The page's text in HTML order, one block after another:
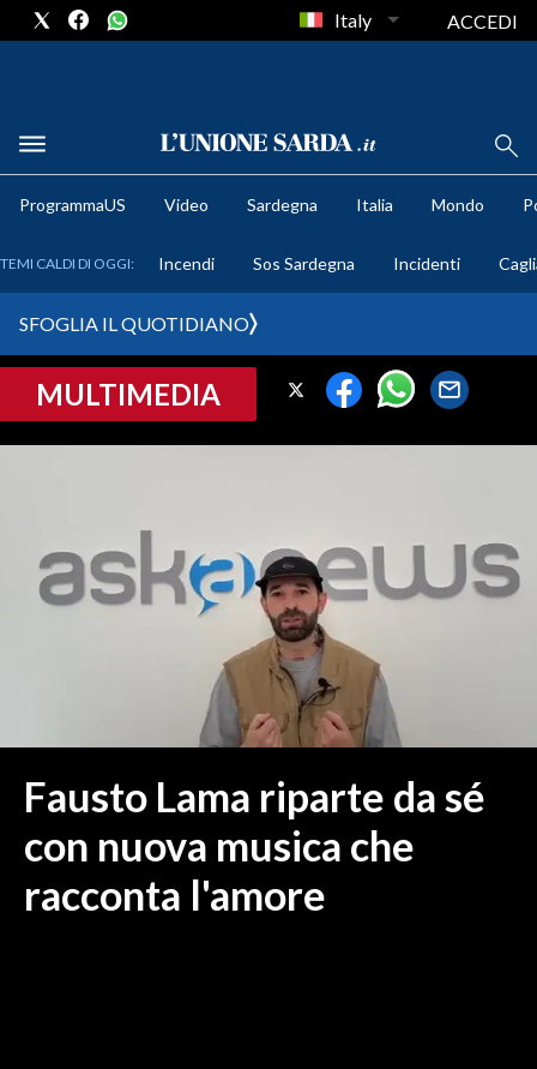
METEO
CRONACA SARDEGNA
MEDIO CAMPIDANO
ORISTANO E PROVINCIA
ITALIA
MONDO
Italy ACCEDI
ProgrammaUS Video Sardegna Italia Mondo
TEMI CALDI DI OGGI: Incendi Sos Sardegna Incidenti
SFOGLIA IL QUOTIDIANO
MULTIMEDIA
Fausto Lama riparte da sé
con nuova musica che
racconta l'amore